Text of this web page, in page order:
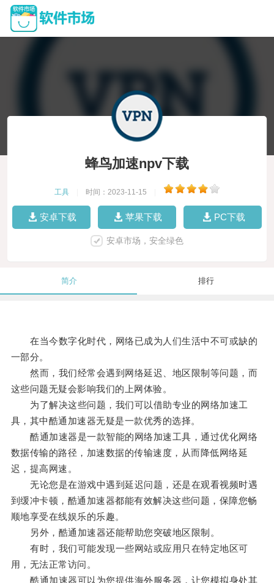
蜂鸟加速npv下载
工具 时间：2023-11-15
安卓下载 苹果下载 PC下载
安卓市场，安全绿色
简介 排行
在当今数字化时代，网络已成为人们生活中不可或缺的
一部分。
然而，我们经常会遇到网络延迟、地区限制等问题，而
这些问题无疑会影响我们的上网体验。
为了解决这些问题，我们可以借助专业的网络加速工
具，其中酷通加速器无疑是一款优秀的选择。
酷通加速器是一款智能的网络加速工具，通过优化网络
数据传输的路径，加速数据的传输速度，从而降低网络延
迟，提高网速。
无论您是在游戏中遇到延迟问题，还是在观看视频时遇
到缓冲卡顿，酷通加速器都能有效解决这些问题，保障您畅
顺地享受在线娱乐的乐趣。
另外，酷通加速器还能帮助您突破地区限制。
有时，我们可能发现一些网站或应用只在特定地区可
用，无法正常访问。
酷通加速器可以为您提供海外服务器，让您模拟身处其